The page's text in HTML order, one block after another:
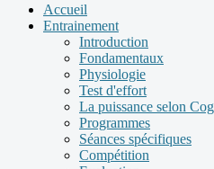
Accueil
Entrainement
Introduction
Fondamentaux
Physiologie
Test d'effort
La puissance selon
Programmes
Séances spécifiques
Compétition